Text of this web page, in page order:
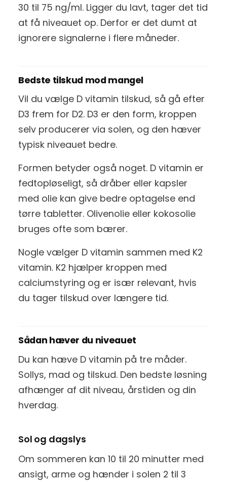
30 til 75 ng/ml. Ligger du lavt, tager det tid
at få niveauet op. Derfor er det dumt at
ignorere signalerne i flere måneder.
Bedste tilskud mod mangel
Vil du vælge D vitamin tilskud, så gå efter
D3 frem for D2. D3 er den form, kroppen
selv producerer via solen, og den hæver
typisk niveauet bedre.
Formen betyder også noget. D vitamin er
fedtopløseligt, så dråber eller kapsler
med olie kan give bedre optagelse end
tørre tabletter. Olivenolie eller kokosolie
bruges ofte som bærer.
Nogle vælger D vitamin sammen med K2
vitamin. K2 hjælper kroppen med
calciumstyring og er især relevant, hvis
du tager tilskud over længere tid.
Sådan hæver du niveauet
Du kan hæve D vitamin på tre måder.
Sollys, mad og tilskud. Den bedste løsning
afhænger af dit niveau, årstiden og din
hverdag.
Sol og dagslys
Om sommeren kan 10 til 20 minutter med
ansigt, arme og hænder i solen 2 til 3